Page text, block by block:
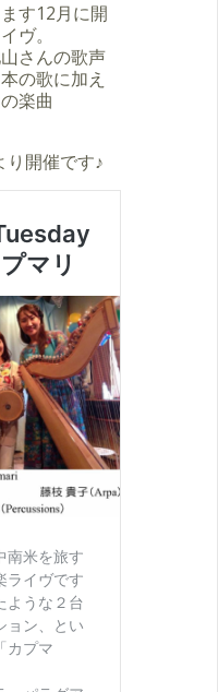
す12月に開
ヴ。
さんの歌声
の歌に加え
楽曲
開催です♪